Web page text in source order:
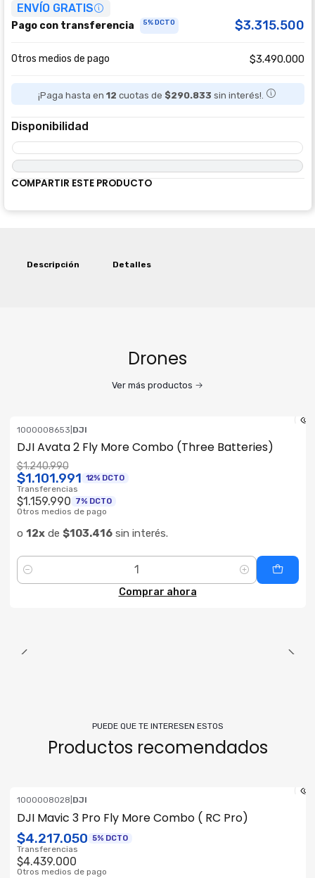
ENVÍO GRATIS
Pago con transferencia 5% DCTO $3.315.500
Otros medios de pago $3.490.000
¡Paga hasta en 12 cuotas de $290.833 sin interés!.
Disponibilidad
COMPARTIR ESTE PRODUCTO
Descripción Detalles
Drones
Ver más productos
1000008653 DJI
DJI Avata 2 Fly More Combo (Three Batteries)
$1.240.990
$1.101.991 12% DCTO
Transferencias
$1.159.990 7% DCTO
Otros medios de pago
o 12xde $103.416sin interés.
Cantidad
Comprar ahora
PUEDE QUE TE INTERESEN ESTOS
Productos recomendados
Consultar su Stock
1000008028 DJI
DJI Mavic 3 Pro Fly More Combo ( RC Pro)
$4.217.050 5% DCTO
Transferencias
$4.439.000
Otros medios de pago